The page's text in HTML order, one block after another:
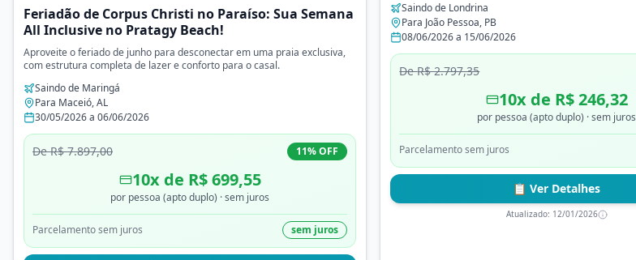
Feriadão de Corpus Christi no Paraíso: Sua Semana
All Inclusive no Pratagy Beach!
Aproveite o feriado de junho para desconectar em uma praia exclusiva,
com estrutura completa de lazer e conforto para o casal.
Saindo de Maringá
Para Maceió,AL
30/05/2026a 06/06/2026
DeR$ 7.897,00 11% OFF
10x de R$ 699,55
por pessoa (apto duplo) · sem juros
Parcelamento sem juros sem juros
Saindo de Londrina
Para João Pessoa, PB
08/06/2026a 15/06/2026
DeR$ 2.797,35
10x de R$ 246,32
por pessoa (apto duplo) · sem juros
Parcelamento sem juros
📋 Ver Detalhes
Atualizado: 12/01/2026